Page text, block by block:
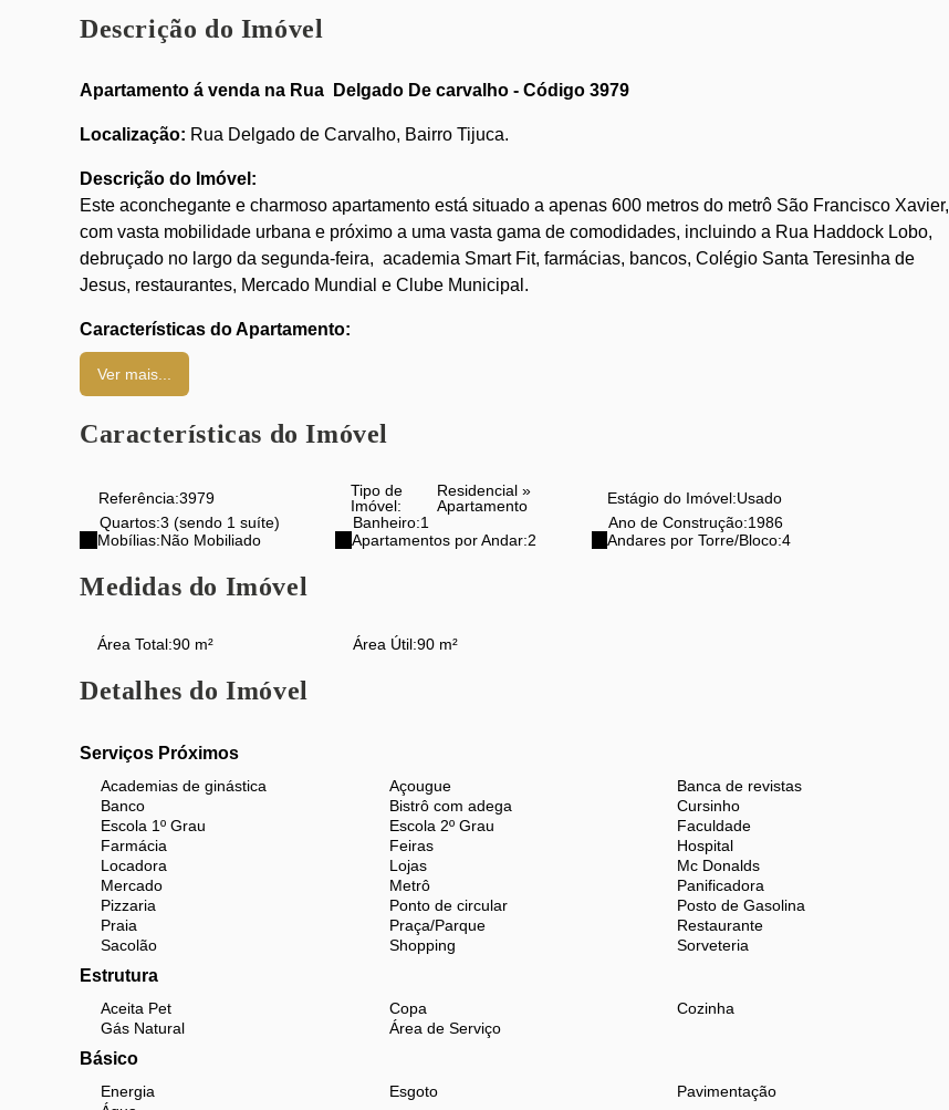
Descrição do Imóvel
Apartamento á venda na Rua Delgado De carvalho - Código 3979
Localização: Rua Delgado de Carvalho, Bairro Tijuca.
Descrição do Imóvel:
Este aconchegante e charmoso apartamento está situado a apenas 600 metros do metrô São Francisco Xavier,
com vasta mobilidade urbana e próximo a uma vasta gama de comodidades, incluindo a Rua Haddock Lobo,
debruçado no largo da segunda-feira, academia Smart Fit, farmácias, bancos, Colégio Santa Teresinha de
Jesus, restaurantes, Mercado Mundial e Clube Municipal.
Características do Apartamento:
Área Útil:
Sala em 2 Ambientes
3 Quartos amplos (sendo 1 suíte com closet)
Piso Frio em Todo o Imóvel
Características do Prédio:
Bem administrado
Para as melhores ofertas na Tijuca e Grande Tijuca, conte com a Miguez Imobiliária. Entre em contato conosco
Observação:
Por motivos de segurança, fornecemos apenas a numeração aproximada do imóvel. Agradecemos sua
compreensão e contamos com seu interesse para a aquisição desta especial oportunidade imobiliária.
Aproveite para conhecer o Empreendimento Atmosfera Condominium Park pelo Tour 360 no ZAP - Buscar no
ZAP pelo Código: 18381
Ver mais...
Características do Imóvel
Referência:3979
Tipo de
Imóvel:
Residencial »
Apartamento
Estágio do Imóvel:Usado
Quartos:3 (sendo 1 suíte) Banheiro:1 Ano de Construção:1986
Mobílias:Não Mobiliado Apartamentos por Andar:2 Andares por Torre/Bloco:4
Medidas do Imóvel
Área Total:90 m² Área Útil:90 m²
Detalhes do Imóvel
Serviços Próximos
Academias de ginástica Açougue
Banca de revistas
Banco
Bistrô com adega
Cursinho
Escola 1º Grau
Escola 2º Grau
Faculdade
Farmácia
Feiras
Hospital
Locadora
Lojas
Mc Donalds
Mercado
Metrô
Panificadora
Pizzaria
Ponto de circular
Posto de Gasolina
Praia
Praça/Parque
Restaurante
Sacolão
Shopping Sorveteria
Estrutura
Aceita Pet Copa
Cozinha
Gás Natural
Área de Serviço
Básico
Energia Esgoto
Pavimentação